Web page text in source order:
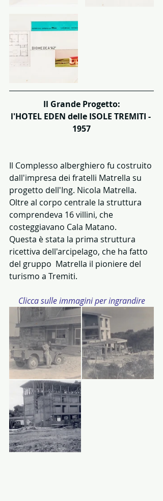
Il Grande Progetto:
l'HOTEL EDEN delle ISOLE TREMITI -
1957
Il Complesso alberghiero fu costruito
dall'impresa dei fratelli Matrella su
progetto dell'Ing. Nicola Matrella.
Oltre al corpo centrale la struttura
comprendeva 16 villini, che
costeggiavano Cala Matano.
Questa è stata la prima struttura
ricettiva dell'arcipelago, che ha fatto
del gruppo  Matrella il pioniere del
turismo a Tremiti.
Clicca sulle immagini per ingrandire